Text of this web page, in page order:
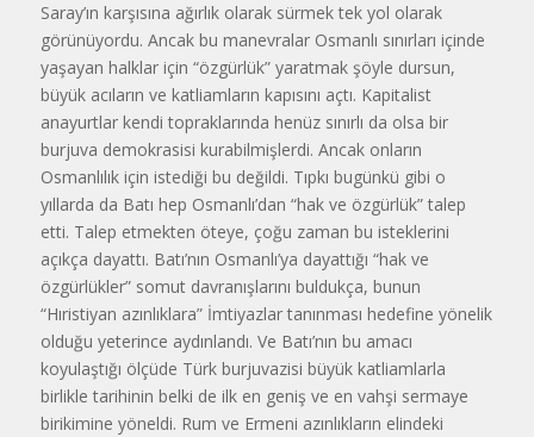
Saray’ın karşısına ağırlık olarak sürmek tek yol olarak
görünüyordu. Ancak bu manevralar Osmanlı sınırları içinde
yaşayan halklar için “özgürlük” yaratmak şöyle dursun,
büyük acıların ve katliamların kapısını açtı. Kapitalist
anayurtlar kendi toprak­larında henüz sınırlı da olsa bir
burjuva demokrasisi kurabilmişlerdi. Ancak onların
Osmanlılık için istediği bu değil­di. Tıpkı bugünkü gibi o
yıllarda da Batı hep Osmanlı’dan “hak ve özgürlük” talep
etti. Talep etmekten öteye, çoğu zaman bu isteklerini
açıkça dayattı. Batı’nın Osmanlı’ya dayattığı “hak ve
özgürlükler” somut davranışlarını bul­dukça, bunun
“Hıristiyan azınlıklara” İmtiyazlar tanınması hedefine yönelik
olduğu yeterince aydınlandı. Ve Batı’nın bu amacı
koyulaştığı ölçüde Türk burju­vazisi büyük katliamlarla
birlikle tarihinin belki de ilk en geniş ve en vahşi sermaye
birikimine yöneldi. Rum ve Ermeni azın­lıkların elindeki